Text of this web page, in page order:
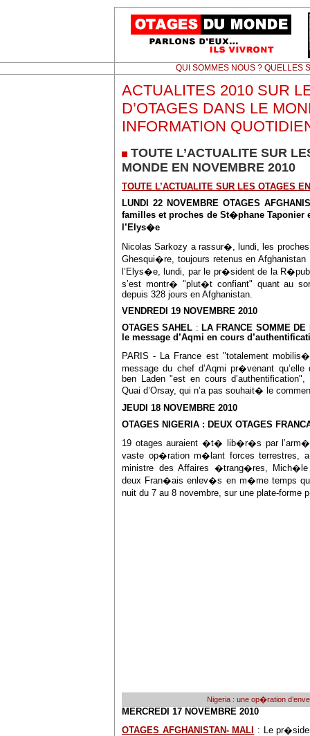
QUI SOMMES NOUS ? QUELLES
ACTUALITES 2010 SUR
D’OTAGES DANS LE
INFORMATION
TOUTE L’ACTUALITE SUR
MONDE EN NOVEMBRE 2010
TOUTE L’ACTUALITE SUR LES OTAGES
LUNDI 22 NOVEMBRE OTAGES
familles et proches de St�phane
l’Elys�e
Nicolas Sarkozy a rassur�, lundi, les
Ghesqui�re, toujours retenus en
l’Elys�e, lundi, par le pr�sident de la
s’est montr� "plut�t confiant" quant au
depuis 328 jours en Afghanistan.
VENDREDI 19 NOVEMBRE 2010
OTAGES SAHEL : LA FRANCE SOMME
le message d’Aqmi en cours
PARIS - La France est "totalement
message du chef d’Aqmi pr�venant
ben Laden "est en cours
Quai d’Orsay, qui n’a pas souhait� le
JEUDI 18 NOVEMBRE 2010
OTAGES NIGERIA : DEUX OTAGES
19 otages auraient �t� lib�r�s par
vaste op�ration m�lant forces terrestres,
ministre des Affaires �trang�res, Mich�le
deux Fran�ais enlev�s en m�me temps
nuit du 7 au 8 novembre, sur une plate-
Nigeria : une op�ration
MERCREDI 17 NOVEMBRE 2010
OTAGES AFGHANISTAN- MALI
: Le